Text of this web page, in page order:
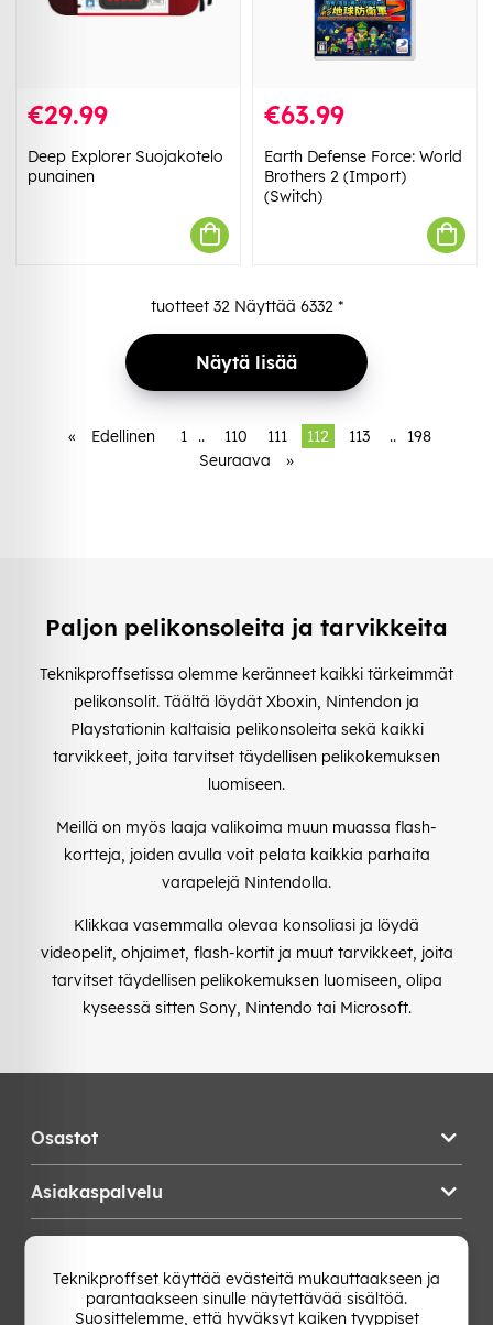
€29.99
Deep Explorer Suojakotelo
punainen
€63.99
Earth Defense Force: World
Brothers 2 (Import)
(Switch)
tuotteet 32Näyttää 6332*
Näytä lisää
« Edellinen 1 .. 110 111 112 113 ..
198
Seuraava
»
Paljon pelikonsoleita ja tarvikkeita
Teknikproffsetissa olemme keränneet kaikki tärkeimmät
pelikonsolit. Täältä löydät Xboxin, Nintendon ja
Playstationin kaltaisia pelikonsoleita sekä kaikki
tarvikkeet, joita tarvitset täydellisen pelikokemuksen
luomiseen.
Meillä on myös laaja valikoima muun muassa flash-
kortteja, joiden avulla voit pelata kaikkia parhaita
varapelejä Nintendolla.
Klikkaa vasemmalla olevaa konsoliasi ja löydä
videopelit, ohjaimet, flash-kortit ja muut tarvikkeet, joita
tarvitset täydellisen pelikokemuksen luomiseen, olipa
kyseessä sitten Sony, Nintendo tai Microsoft.
Osastot
Asiakaspalvelu
Vaihda Maa
Teknikproffset käyttää evästeitä mukauttaakseen ja
parantaakseen sinulle näytettävää sisältöä.
Suosittelemme, että hyväksyt kaiken tyyppiset